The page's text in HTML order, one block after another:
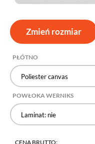
Zmień rozmiar
PŁÓTNO
Poliester canvas
POWŁOKA WERNIKS
Laminat: nie
CENA BRUTTO: